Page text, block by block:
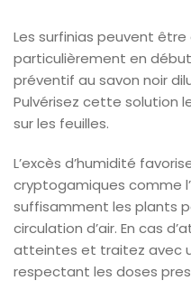
Les surfinias peuvent
particulièrement en
préventif au savon noir
Pulvérisez cette solution
sur les feuilles.
L’excès d’humidité
cryptogamiques comme
suffisamment les plants
circulation d’air. En cas
atteintes et traitez avec
respectant les doses